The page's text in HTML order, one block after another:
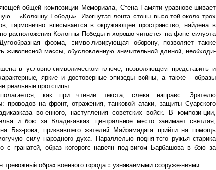
общей композиции Мемориала, Стена Памяти уравнове-шивает
– «Колонну Победы». Изогнутая лента стены высо-той около трех
гармонично вписывается в окружающее пространство, найдена в
расположения Колонны Победы и хорошо читается на фоне силуэта
форма, симво-лизирующая оборону, позволяет также
живописной массы, обусловленную значительной длиной, необходи-
в условно-символическом ключе, позволяющем представить и
яркие и достоверные эпизоды войны, а также - образы
реальные прототипы.
как при чтении текста, слева направо. Зрителю
проводов на фронт, отражения, танковой атаки, защиты Суарского
во-енного, наступления советских войск. В компози-ции,
и бою за Владикавказ, центральное место занимает светлая,
Баз-рова, призвавшего жителей Майрамадага прийти на помощь
силу народного духа. Параллелью подня-того ружья старика
с гранатой, образ которого навеян под-вигом Барбашова в бою за
образ военного города с узнаваемыми сооруже-ниями.